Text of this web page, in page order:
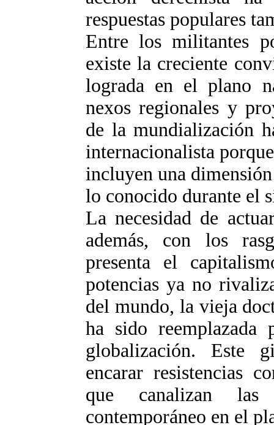
respuestas populares
Entre los militantes
existe la creciente
lograda en el plano
nexos regionales y
de la mundialización
internacionalista
incluyen una
lo conocido durante el
La necesidad de
además, con los
presenta el
potencias ya no
del mundo, la vieja
ha sido
globalización. Este
encarar resistencias
que canalizan las
contemporáneo en el